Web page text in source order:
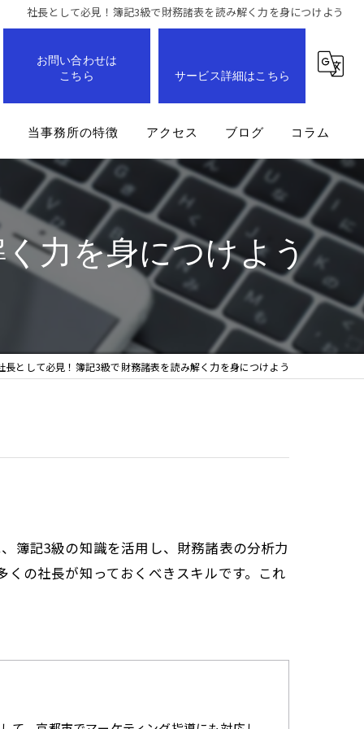
社長として必見！簿記3級で財務諸表を読み解く力を身につけよう
お問い合わせは
こちら
サービス詳細はこちら
当事務所の特徴
事業計画
企業
経営改善
業務効率化
アクセス ブログ コラム
力を身につけよう
長として必見！簿記3級で財務諸表を読み解く力を身につけよう
簿記3級の知識を活用し、財務諸表の分析力
の社長が知っておくべきスキルです。これ